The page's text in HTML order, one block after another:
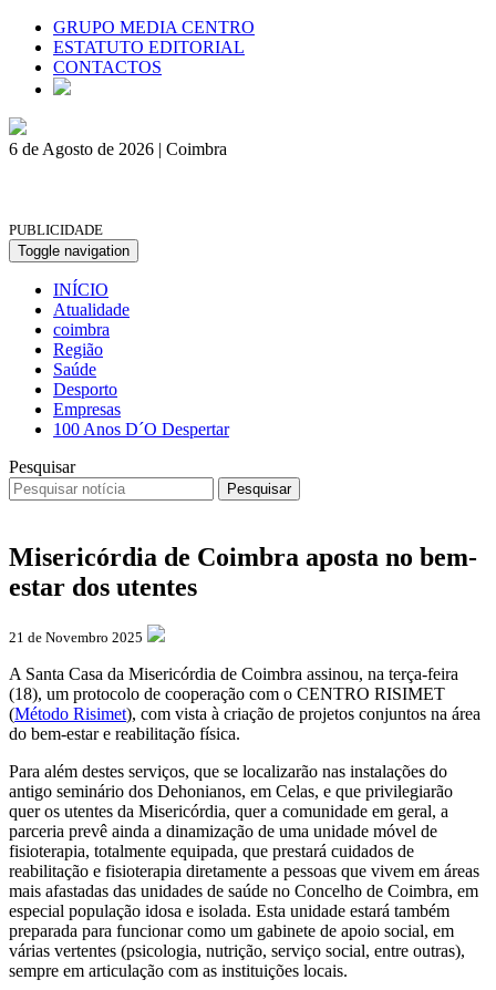
GRUPO MEDIA CENTRO
ESTATUTO EDITORIAL
CONTACTOS
6 de Agosto de 2026 | Coimbra
PUBLICIDADE
Toggle navigation
INÍCIO
Atualidade
coimbra
Região
Saúde
Desporto
Empresas
100 Anos D´O Despertar
Pesquisar
Pesquisar
Misericórdia de Coimbra aposta no bem-
estar dos utentes
21 de Novembro 2025
A Santa Casa da Misericórdia de Coimbra assinou, na terça-feira
(18), um protocolo de cooperação com o CENTRO RISIMET
(Método Risimet), com vista à criação de projetos conjuntos na área
do bem-estar e reabilitação física.
Para além destes serviços, que se localizarão nas instalações do
antigo seminário dos Dehonianos, em Celas, e que privilegiarão
quer os utentes da Misericórdia, quer a comunidade em geral, a
parceria prevê ainda a dinamização de uma unidade móvel de
fisioterapia, totalmente equipada, que prestará cuidados de
reabilitação e fisioterapia diretamente a pessoas que vivem em áreas
mais afastadas das unidades de saúde no Concelho de Coimbra, em
especial população idosa e isolada. Esta unidade estará também
preparada para funcionar como um gabinete de apoio social, em
várias vertentes (psicologia, nutrição, serviço social, entre outras),
sempre em articulação com as instituições locais.